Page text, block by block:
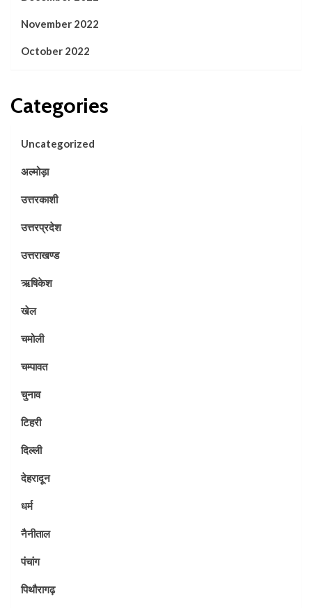
November 2022
October 2022
Categories
Uncategorized
अल्मोड़ा
उत्तरकाशी
उत्तरप्रदेश
उत्तराखण्ड
ऋषिकेश
खेल
चमोली
चम्पावत
चुनाव
टिहरी
दिल्ली
देहरादून
धर्म
नैनीताल
पंचांग
पिथौरागढ़